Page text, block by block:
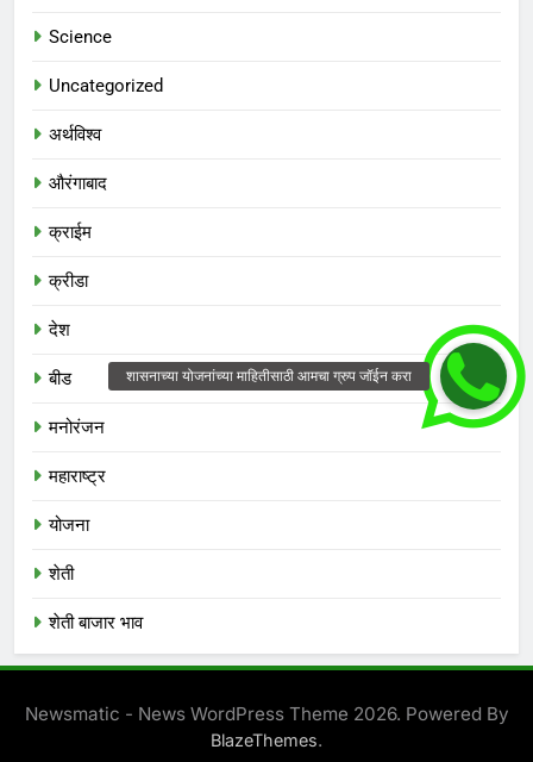
Science
Uncategorized
अर्थविश्व
औरंगाबाद
क्राईम
क्रीडा
देश
बीड
मनोरंजन
महाराष्ट्र
योजना
शेती
शेती बाजार भाव
Newsmatic - News WordPress Theme 2026. Powered By
BlazeThemes.